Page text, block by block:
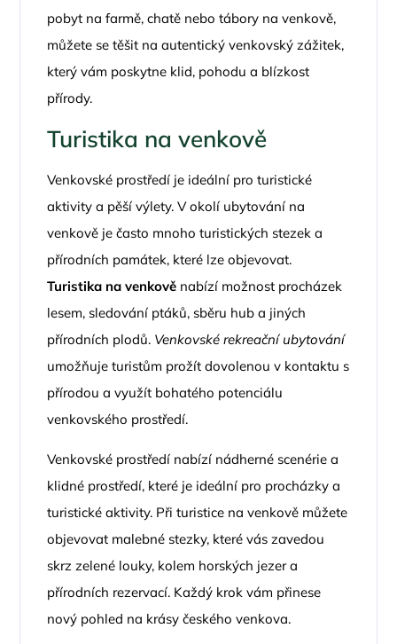
pobyt na farmě, chatě nebo tábory na venkově,
můžete se těšit na autentický venkovský zážitek,
který vám poskytne klid, pohodu a blízkost
přírody.
Turistika na venkově
Venkovské prostředí je ideální pro turistické
aktivity a pěší výlety. V okolí ubytování na
venkově je často mnoho turistických stezek a
přírodních památek, které lze objevovat.
Turistika na venkově nabízí možnost procházek
lesem, sledování ptáků, sběru hub a jiných
přírodních plodů. Venkovské rekreační ubytování
umožňuje turistům prožít dovolenou v kontaktu s
přírodou a využít bohatého potenciálu
venkovského prostředí.
Venkovské prostředí nabízí nádherné scenérie a
klidné prostředí, které je ideální pro procházky a
turistické aktivity. Při turistice na venkově můžete
objevovat malebné stezky, které vás zavedou
skrz zelené louky, kolem horských jezer a
přírodních rezervací. Každý krok vám přinese
nový pohled na krásy českého venkova.